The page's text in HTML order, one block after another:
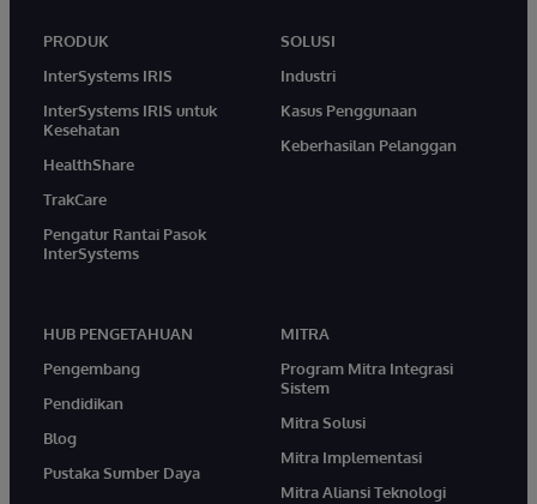
PRODUK
InterSystems IRIS
InterSystems IRIS untuk
Kesehatan
HealthShare
TrakCare
Pengatur Rantai Pasok
InterSystems
SOLUSI
Industri
Kasus Penggunaan
Keberhasilan Pelanggan
HUB PENGETAHUAN
Pengembang
Pendidikan
Blog
Pustaka Sumber Daya
MITRA
Program Mitra Integrasi
Sistem
Mitra Solusi
Mitra Implementasi
Mitra Aliansi Teknologi